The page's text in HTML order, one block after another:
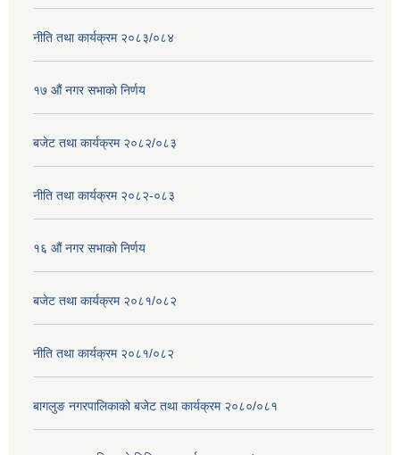
नीति तथा कार्यक्रम २०८३/०८४
१७ ‌‍औं नगर सभाकाे निर्णय
बजेट तथा कार्यक्रम २०८२/०८३
नीति तथा कार्यक्रम २०८२-०८३
१६ ‌औं नगर सभाकाे निर्णय
बजेट तथा कार्यक्रम २०८१/०८२
नीति तथा कार्यक्रम २०८१/०८२
बागलुङ नगरपालिकाको बजेट तथा कार्यक्रम २०८०/०८१